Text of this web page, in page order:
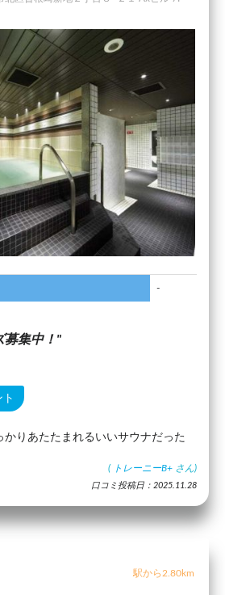
-
募集中！
かりあたたまれるいいサウナだった
( トレーニーB+ さん)
口コミ投稿日：2025.11.28
駅から2.80km